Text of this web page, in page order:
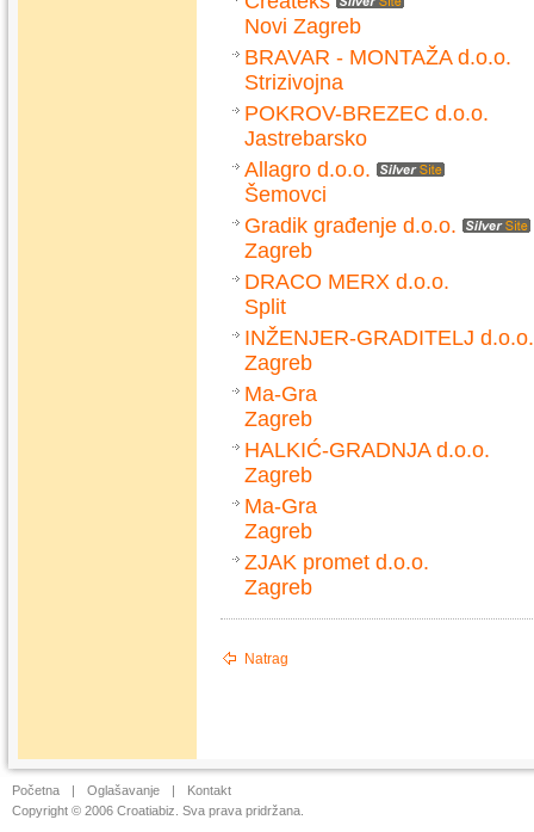
Novi Zagreb
BRAVAR - MONTAŽA d.o.o.
Strizivojna
POKROV-BREZEC d.o.o.
Jastrebarsko
Allagro d.o.o.
Šemovci
Gradik građenje d.o.o.
Zagreb
DRACO MERX d.o.o.
Split
INŽENJER-GRADITELJ d.o.o.
Zagreb
Ma-Gra
Zagreb
HALKIĆ-GRADNJA d.o.o.
Zagreb
Ma-Gra
Zagreb
ZJAK promet d.o.o.
Zagreb
Natrag
Početna | Oglašavanje |
Kontakt
Copyright © 2006 Croatiabiz. Sva prava pridržana.